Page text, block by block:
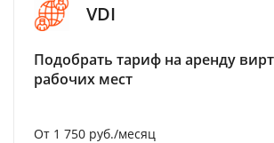
VDI
Подобрать тариф на аренду
рабочих мест
От 1 750 руб./месяц